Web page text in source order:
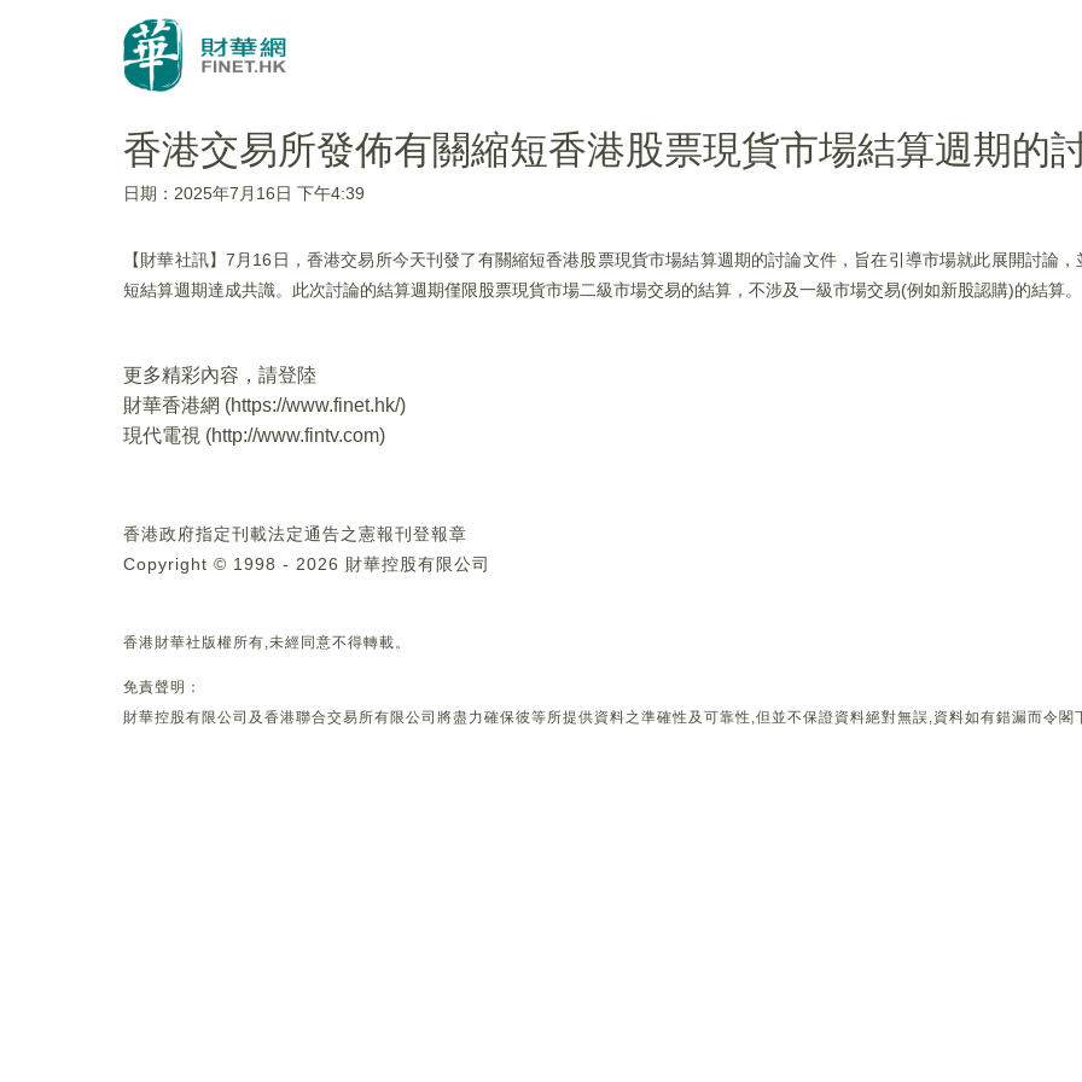
香港交易所發佈有關縮短香港股票現貨市場結算週期的
日期：2025年7月16日 下午4:39
【財華社訊】7月16日，香港交易所今天刊發了有關縮短香港股票現貨市場結算週期的討論文件，旨在引導市場就此展開討論
短結算週期達成共識。此次討論的結算週期僅限股票現貨市場二級市場交易的結算，不涉及一級市場交易(例如新股認購)的結算。
更多精彩內容，請登陸
財華香港網 (https://www.finet.hk/)
現代電視 (http://www.fintv.com)
香港政府指定刊載法定通告之憲報刊登報章
Copyright © 1998 - 2026 財華控股有限公司
香港財華社版權所有,未經同意不得轉載。
免責聲明：
財華控股有限公司及香港聯合交易所有限公司將盡力確保彼等所提供資料之準確性及可靠性,但並不保證資料絕對無誤,資料如有錯漏而令閣